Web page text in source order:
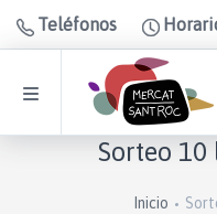
Teléfonos
Sorteo 10
Inicio